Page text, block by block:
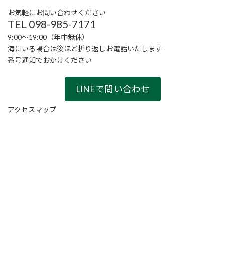
お気軽にお問い合わせください
TEL 098-985-7171
9:00〜19:00（年中無休）
海にいる場合は後ほど折り返しお電話いたします
番号通知でおかけください
LINEで問い合わせ
アクセスマップ